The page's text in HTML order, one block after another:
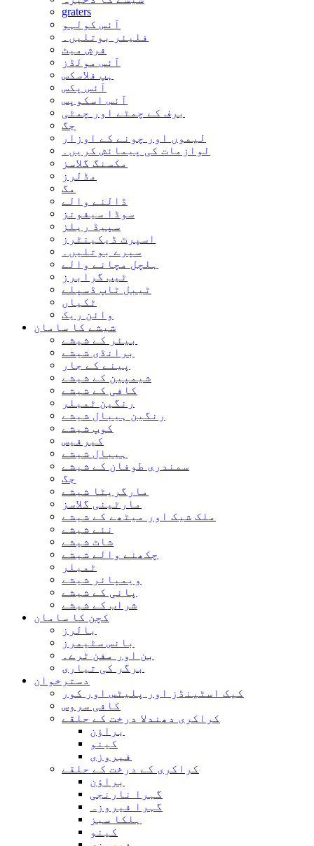
graters
آئس کولہو
فلیئر بوتلیں۔
فرش میٹ
آئس مولڈز
ہپ فلاسکس
آئس پکس
آئس اسکوپس
برف کے چمٹے اور چمٹی
جگ
لیموں اور چونے کے اوزار
لوازمات کی پیمائش کریں۔
مکسنگ گلاسز
مڈلرز
مگ
ڈالنے والے
سوڈا سیفونز
سپیڈ ریلز
اسپرٹ ڈیکینٹرز
سپرے بوتلیں۔
ہلچل مچانے والے
ٹیب گرابرز
ٹیبل ٹاپ ڈسپلے
ٹکیاں
وائن ریک
شیشے کا سامان
بیئر کے شیشے
برانڈی شیشے
پینے کے جار
شیمپین کے شیشے
کافی کے شیشے
رنگین ٹمبلر
رنگین ہیبال شیشے
کوپ شیشے
کیرفیس
ہیبال شیشے
سمندری طوفان کے شیشے
جگ
مارگریٹا شیشے
مارٹینی گلاسز
ملک شیک اور میٹھے کے شیشے
نئے شیشے
شاٹ شیشے
چکھنے والے شیشے
ٹمبلر
ویمپائر شیشے
پانی کے شیشے
شراب کے شیشے
کچن کا سامان
بالرز
بانس سٹیمرز
بن اور مفن ٹرے۔
برگر کی تیاری
دسترخوان
کیک اسٹینڈز اور پلیٹس اور کور
کافی سروس
کراکری دھندلا درخت کے حلقے
براؤن
کینو
فیروزی
کراکری کے درخت کے حلقے
براؤن
گہرا نارنجی
گہرا فیروزہ
ہلکا سبز
کینو